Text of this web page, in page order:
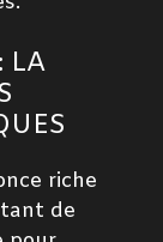
LA
riche
de